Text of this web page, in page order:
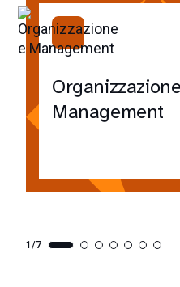
Management
1/7